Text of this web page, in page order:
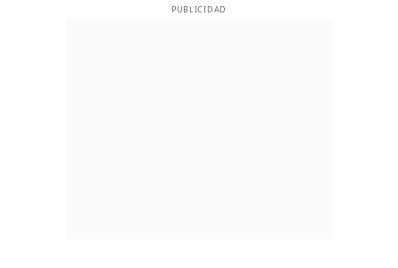
PUBLICIDAD